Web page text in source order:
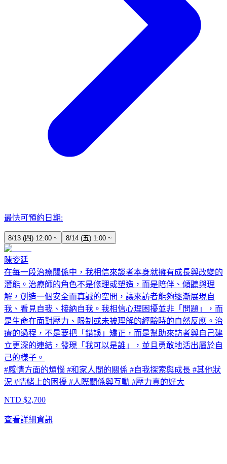
最快可預約日期:
8/13 (四) 12:00 ~ 8/14 (五) 1:00 ~
陳姿廷
在每一段治療關係中，我相信來談者本身就擁有成長與改變的
潛能。治療師的角色不是修理或塑造，而是陪伴、傾聽與理
解，創造一個安全而真誠的空間，讓來訪者能夠逐漸展現自
我、看見自我、接納自我。我相信心理困擾並非「問題」，而
是生命在面對壓力、限制或未被理解的經驗時的自然反應。治
療的過程，不是要把「錯誤」矯正，而是幫助來訪者與自己建
立更深的連結，發現「我可以是誰」，並且勇敢地活出屬於自
己的樣子。
#感情方面的煩惱 #和家人間的關係 #自我探索與成長 #其他狀
況 #情緒上的困擾 #人際關係與互動 #壓力真的好大
NTD $2,700
查看詳細資訊